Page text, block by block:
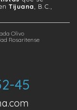
Tijuana, B.C.,
Olivo
Rosaritense
45